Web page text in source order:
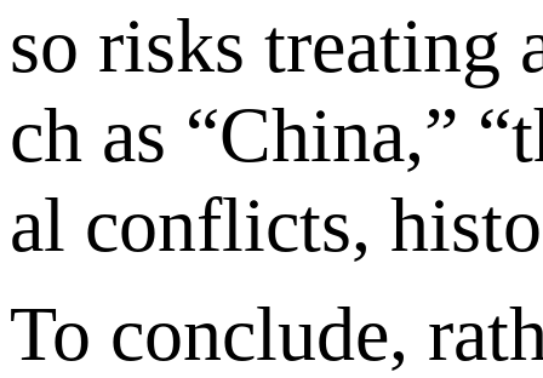
so risks treating
ch as “China,”
al conflicts,
To conclude,